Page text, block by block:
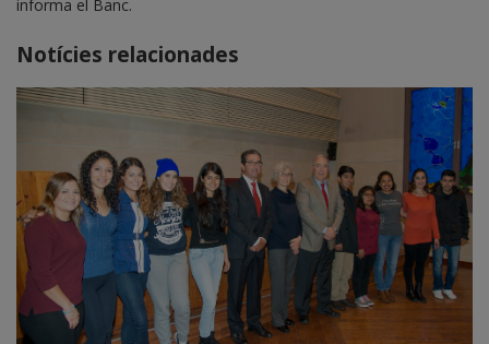
informa el Banc.
Notícies relacionades